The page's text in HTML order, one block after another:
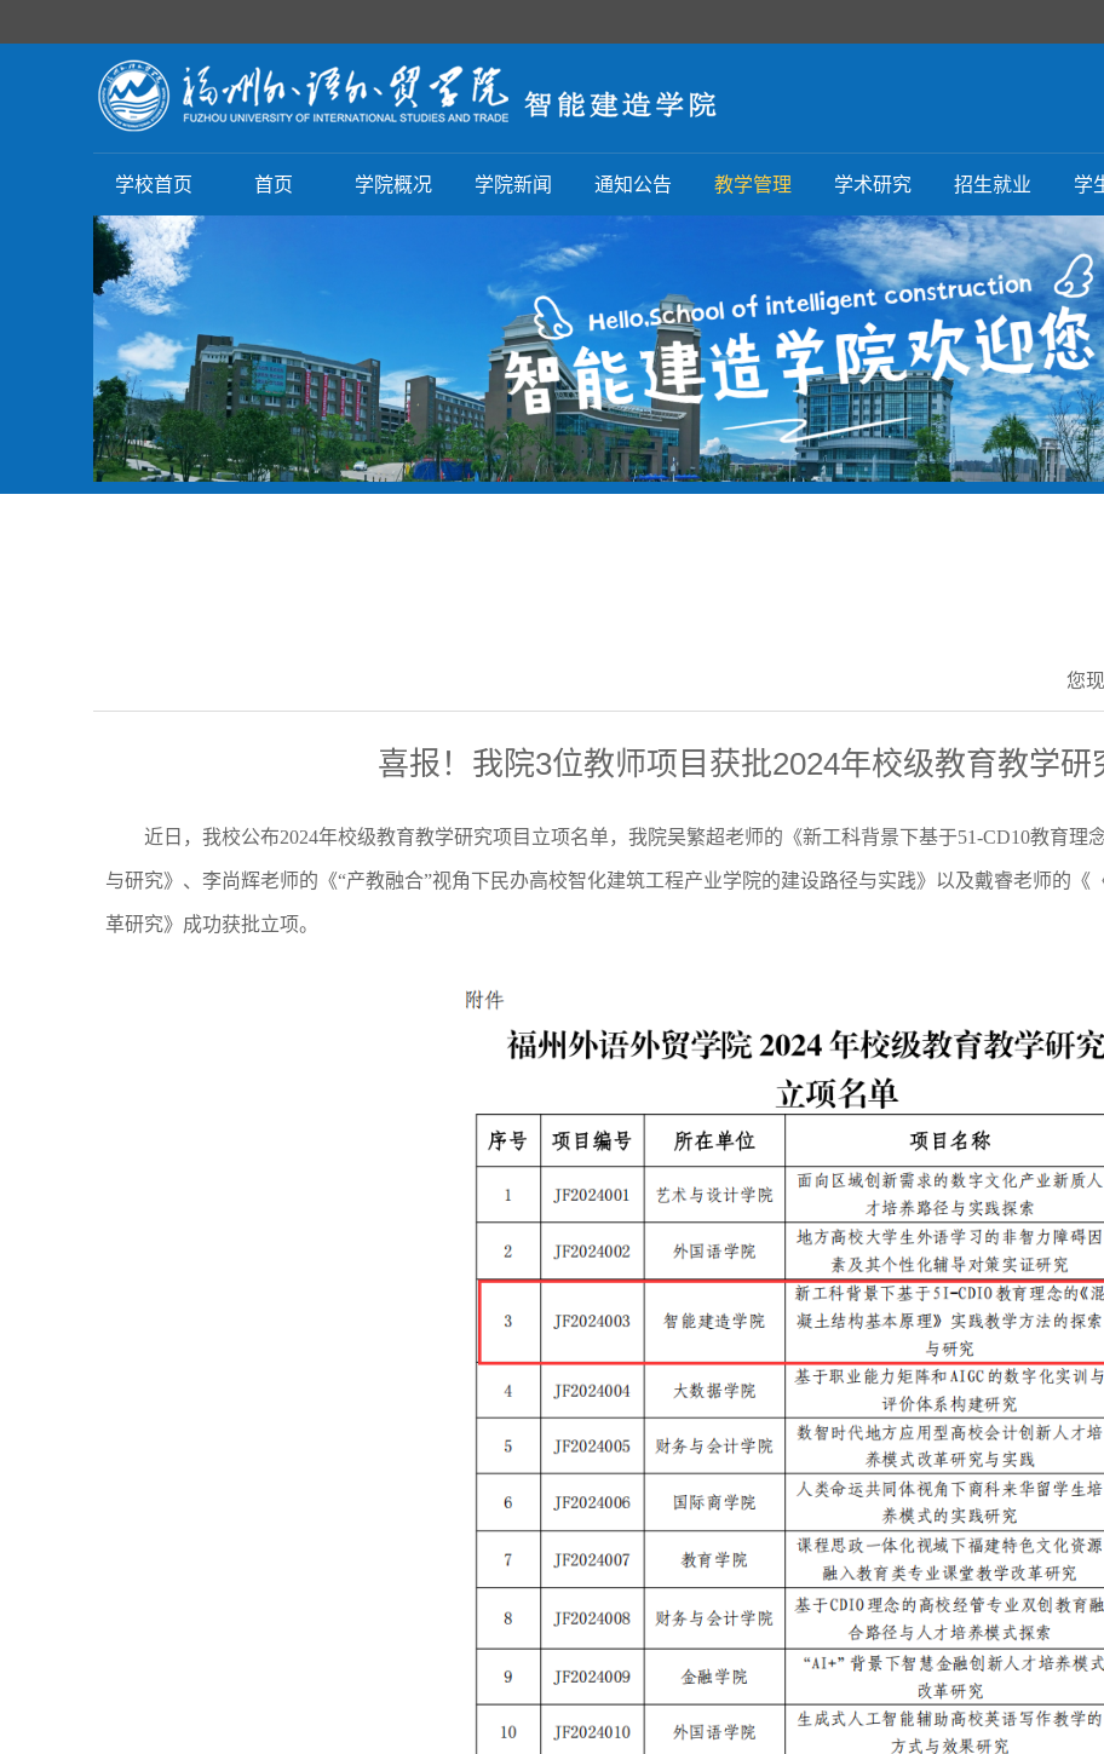
学校首页 首页 学院概况 学院新闻 通知公告 教学管理 学术研究 招生就业 学
您
喜报！我院3位教师项目获批2024年校级教育教学研
近日，我校公布2024年校级教育教学研究项目立项名单，我院吴繁超老师的《新工科背景下基于51-CD10教育理
与研究》、李尚辉老师的《“产教融合”视角下民办高校智化建筑工程产业学院的建设路径与实践》以及戴睿老师的
革研究》成功获批立项。